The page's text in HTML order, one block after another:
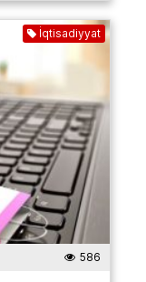
İqtisadiyyat
586